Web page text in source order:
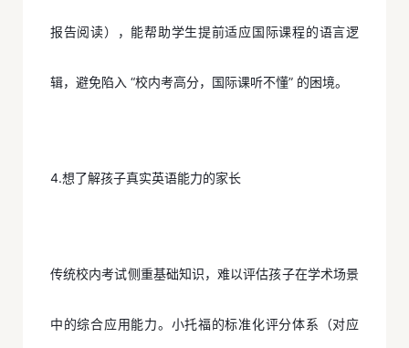
报告阅读），能帮助学生提前适应国际课程的语言逻
辑，避免陷入 “校内考高分，国际课听不懂” 的困境。
4.想了解孩子真实英语能力的家长
传统校内考试侧重基础知识，难以评估孩子在学术场景
中的综合应用能力。小托福的标准化评分体系（对应